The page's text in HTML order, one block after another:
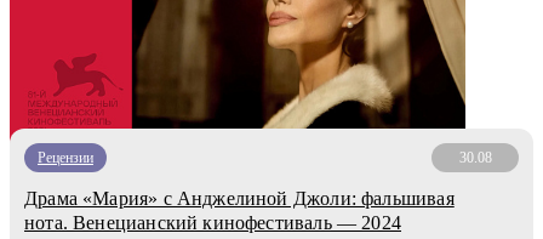
Рецензии 30.08
Драма «Мария» с Анджелиной Джоли: фальшивая
нота. Венецианский кинофестиваль — 2024